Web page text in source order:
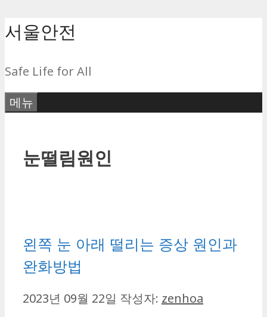
컨
로
건
너
서울안전
Safe Life for All
메뉴
눈떨림원인
왼쪽 눈 아래 떨리는 증상 원인과
완화방법
2023년 09월 22일 작성자: zenhoa